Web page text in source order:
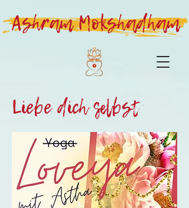
Ashram Mokshadham
Liebe dich selbst